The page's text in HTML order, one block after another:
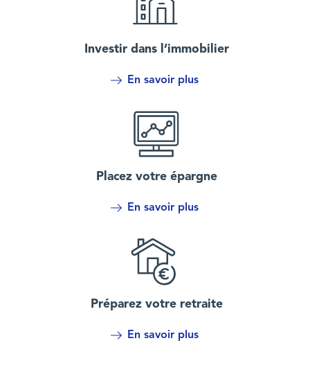
Investir dans l’immobilier
En savoir plus
Placez votre épargne
En savoir plus
Préparez votre retraite
En savoir plus